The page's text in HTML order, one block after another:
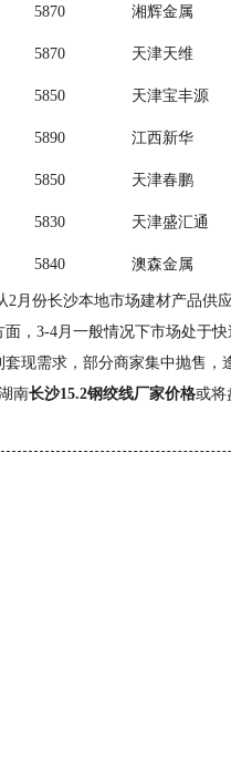
5870 湘辉金属
5870 天津天维
5850 天津宝丰源
5890 江西新华
5850 天津春鹏
5830 天津盛汇通
5840 澳森金属
2月份长沙本地市场建材产品供
，3-4月一般情况下市场处于
现需求，部分商家集中抛售
南长沙15.2钢绞线厂家价格或将